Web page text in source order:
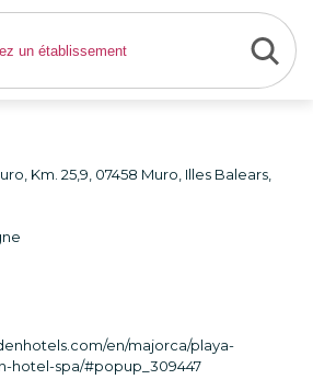
Hotel &
Muro
Km. 25,9, 07458 Muro, Illes Balears,
en/majorca/playa-
hotel-spa/#popup_309447